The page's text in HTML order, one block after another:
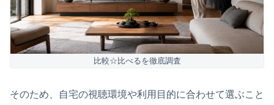
比較☆比べるを徹底調査
そのため、自宅の視聴環境や利用目的に合わせて選ぶこと